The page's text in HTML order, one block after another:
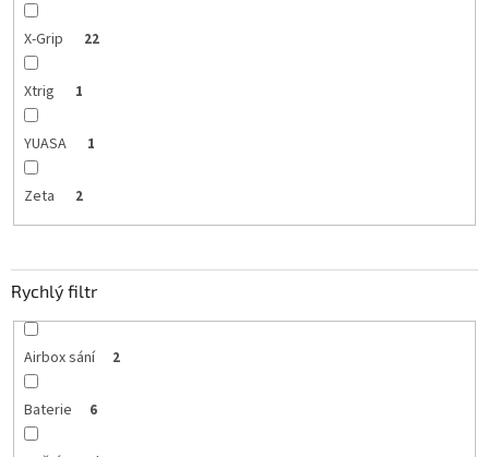
X-Grip 22
Xtrig 1
YUASA 1
Zeta 2
Rychlý filtr
Airbox sání 2
Baterie 6